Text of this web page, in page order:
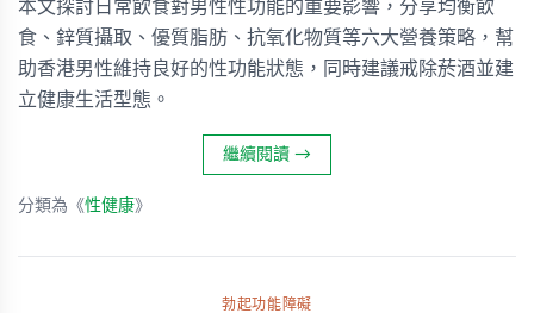
本文探討日常飲食對男性性功能的重要影響，分享均衡飲
食、鋅質攝取、優質脂肪、抗氧化物質等六大營養策略，幫
助香港男性維持良好的性功能狀態，同時建議戒除菸酒並建
立健康生活型態。
繼續閱讀 →
分類為《性健康》
勃起功能障礙